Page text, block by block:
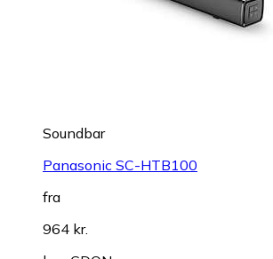
Soundbar
Panasonic SC-HTB100
fra
964 kr.